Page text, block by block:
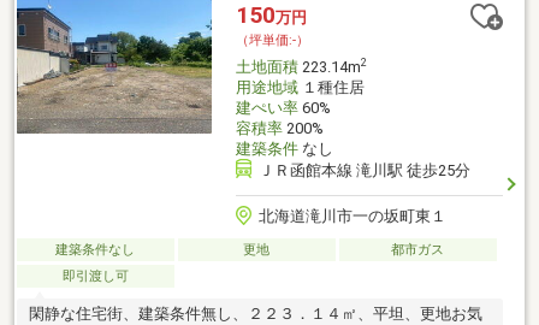
150万円
（坪単価:-）
土地面積223.14m2
用途地域１種住居
建ぺい率60%
容積率200%
建築条件なし
ＪＲ函館本線 滝川駅 徒歩25分
北海道滝川市一の坂町東１
建築条件なし 更地
都市ガス
即引渡し可
閑静な住宅街、建築条件無し、２２３．１４㎡、平坦、更地お気